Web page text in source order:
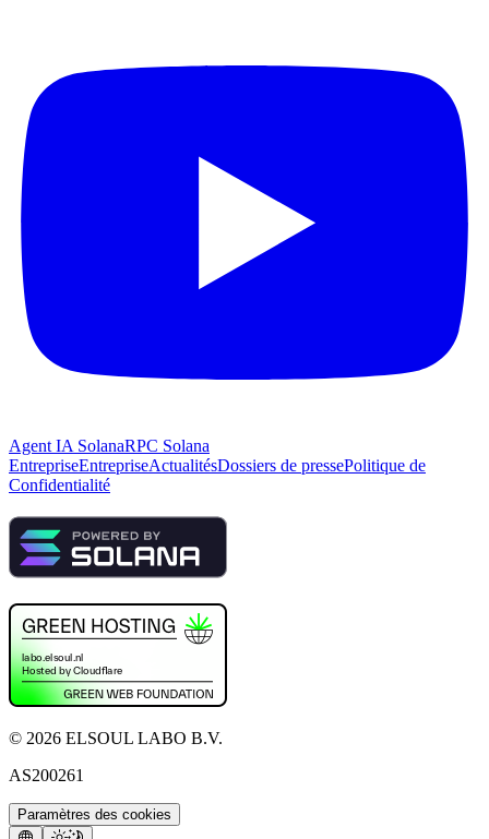
Agent IA SolanaRPC Solana
EntrepriseEntrepriseActualitésDossiers de pressePolitique de
Confidentialité
© 2026 ELSOUL LABO B.V.
AS200261
Paramètres des cookies